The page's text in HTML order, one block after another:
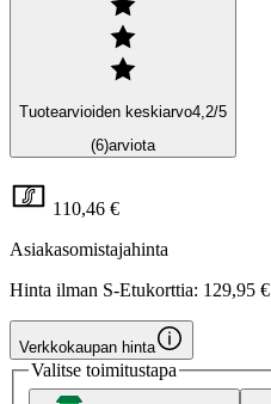
Tuotearvioiden keskiarvo4,2/5
(6)arviota
110,46 €
Asiakasomistajahinta
Hinta ilman S-Etukorttia: 129,95 €
Verkkokaupan hinta
Valitse toimitustapa